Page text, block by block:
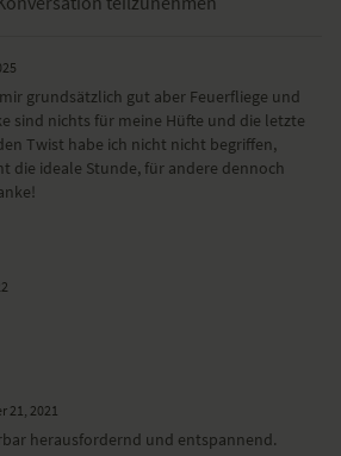
Agni Sara Dhauti
pulsierender Bewegung – Anjaneyasana
Drehung – Parivritta Anjaneyasana
– Prasarita Padottanasana
einer unserer Live-Klassen, daher
grundsätzlich gut aber Feuerfliege und
sind nichts für meine Hüfte und die letzte
Twist habe ich nicht nicht begriffen,
die ideale Stunde, für andere dennoch
21, 2021
herausfordernd und entspannend.